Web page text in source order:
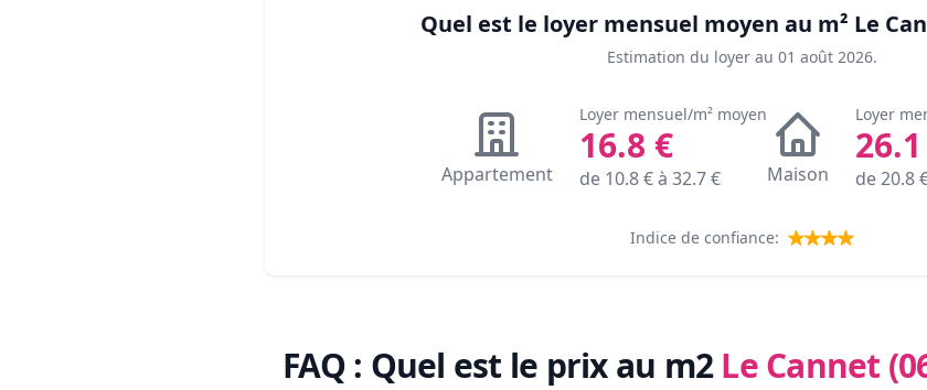
Quel est le loyer mensuel moyen au m² Le
Estimation du loyer au 01 août 2026.
Appartement
Loyer mensuel/m² moyen
16.8 €
de 10.8€ à 32.7€ Maison
Loyer
26.1
de20.8
Indice de confiance:
FAQ : Quel est le prix au m2Le Cannet